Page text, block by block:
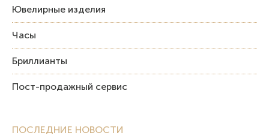
ПОСЛЕДНИЕ НОВОСТИ
Ювелирные изделия
Часы
Бриллианты
Пост-продажный сервис